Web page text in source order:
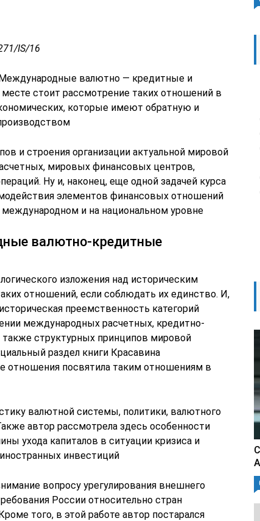
IS/16
валютно — кредитные и
стоит рассмотрение таких отношений в
которые имеют обратную и
и строения организации актуальной мировой
мировых финансовых центров,
Ну и, наконец, еще одной задачей курса
элементов финансовых отношений
и на национальном уровне
валютно-кредитные
изложения над историческим
отношений, если соблюдать их единство. И,
преемственность категорий
международных расчетных, кредитно-
структурных принципов мировой
раздел книги Красавина
посвятила таким отношениям в
валютной системы, политики, валютного
автор рассмотрела здесь особенности
ухода капиталов в ситуации кризиса и
инвестиций
вопросу урегулирования внешнего
России относительно стран
того, в этой работе автор постарался